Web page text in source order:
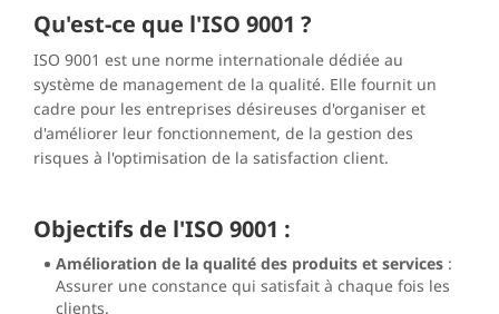
Qu'est-ce que l'ISO 9001 ?
ISO 9001 est une norme internationale dédiée au
système de management de la qualité. Elle fournit un
cadre pour les entreprises désireuses d'organiser et
d'améliorer leur fonctionnement, de la gestion des
risques à l'optimisation de la satisfaction client.
Objectifs de l'ISO 9001 :
Amélioration de la qualité des produits et services :
Assurer une constance qui satisfait à chaque fois les
clients.